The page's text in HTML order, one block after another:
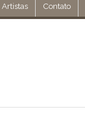
Artistas Contato